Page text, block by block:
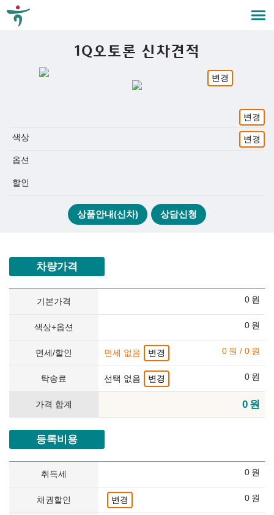
1Q오토론 신차견적
변경
변경
색상 변경
옵션
할인
상품안내(신차) 상담신청
차량가격
기본가격 0 원
색상+옵션 0 원
면세/할인 면세 없음 변경 0 원 / 0 원
탁송료 선택 없음 변경 0 원
가격 합계 0 원
등록비용
취득세 0 원
채권할인 변경 0 원